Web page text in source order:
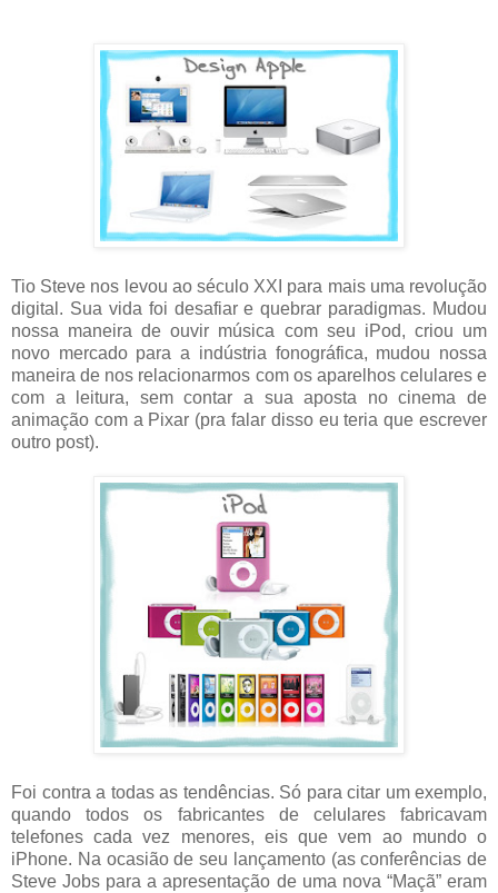
Tio Steve nos levou ao século XXI para mais uma revolução
digital. Sua vida foi desafiar e quebrar paradigmas. Mudou
nossa maneira de ouvir música com seu iPod, criou um
novo mercado para a indústria fonográfica, mudou nossa
maneira de nos relacionarmos com os aparelhos celulares e
com a leitura, sem contar a sua aposta no cinema de
animação com a Pixar (pra falar disso eu teria que escrever
outro post).
Foi contra a todas as tendências. Só para citar um exemplo,
quando todos os fabricantes de celulares fabricavam
telefones cada vez menores, eis que vem ao mundo o
iPhone. Na ocasião de seu lançamento (as conferências de
Steve Jobs para a apresentação de uma nova “Maçã” eram